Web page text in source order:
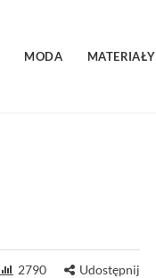
MODA MATERIAŁY
2790 Udostępnij